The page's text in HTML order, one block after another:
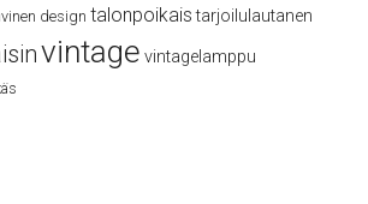
design talonpoikais tarjoilulautanen
vintage vintagelamppu